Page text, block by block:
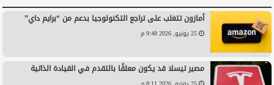
أمازون تتغلب على تراجع التكنولوجيا بدعم من “برايم داي”
25 يونيو, 2026 9:48 م
مصير تيسلا قد يكون معلقًا بالتقدم في القيادة الذاتية